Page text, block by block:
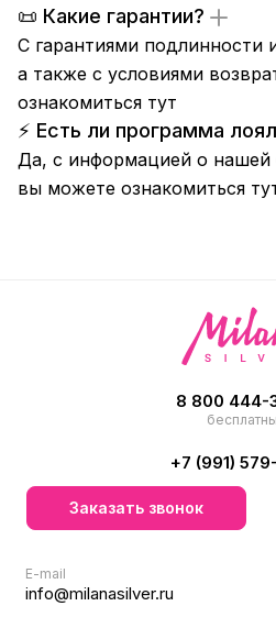
📜 Какие гарантии?
С гарантиями подлинности
а также с условиями
ознакомиться тут
⚡ Есть ли программа
Да, с информацией о нашей
вы можете ознакомиться
8 800 444-
+7 (991)
Заказать звонок
E-mail
info@milanasilver.ru